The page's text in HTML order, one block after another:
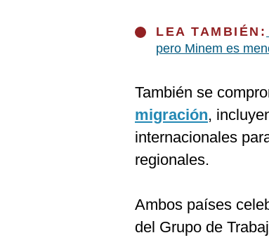
LEA TAMBIÉN:
pero Minem es
También se
migración,
internacionales
regionales.
Ambos países
del Grupo de